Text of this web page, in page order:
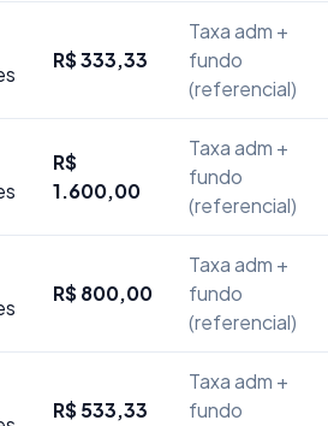
R$ 333,33
Taxa adm +
fundo
(referencial)
R$
1.600,00
Taxa adm +
fundo
(referencial)
R$ 800,00
Taxa adm +
fundo
(referencial)
R$ 533,33
Taxa adm +
fundo